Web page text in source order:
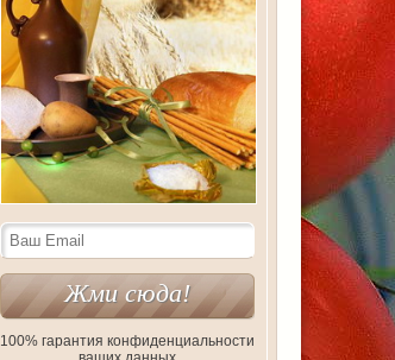
100% гарантия конфиденциальности